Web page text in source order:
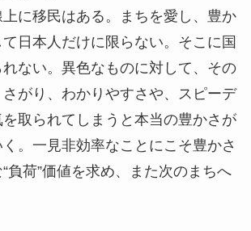
に移民はある。まちを愛し、豊か
日本人だけに限らない。そこに国
ない。異色なものに対して、その
がり、わかりやすさや、スピーデ
を取られてしまうと本当の豊かさが
。一見非効率なことにこそ豊かさ
負荷”価値を求め、また次のまちへ